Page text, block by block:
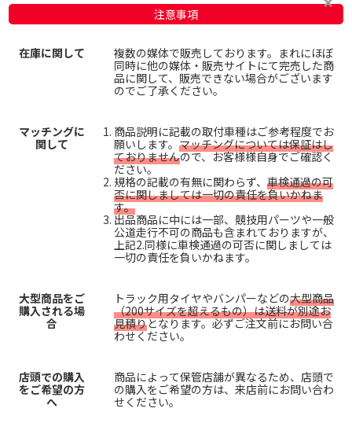
注意事項
在庫に関して
複数の媒体で販売しております。まれにほぼ
同時に他の媒体・販売サイトにて完売した商
品に関して、販売できない場合がございます
のでご了承ください。
マッチングに
関して
商品説明に記載の取付車種はご参考程度でお
願いします。 マッチングについては保証はし
ておりませんので、お客様様自身でご確認く
ださい。
規格の記載の有無に関わらず、 車検通過の可
否に関しましては一切の責任を負いかねま
す。
出品商品に中には一部、競技用パーツや一般
公道走行不可の商品も含まれておりますが、
上記2.同様に車検通過の可否に関しましては
一切の責任を負いかねます。
大型商品をご
購入される場
合
トラック用タイヤやバンパーなどの大型商品
（200サイズを超えるもの）は送料が別途お
見積りとなります。必ずご注文前にお問い合
わせください。
店頭での購入
をご希望の方
へ
商品によって保管店舗が異なるため、店頭で
の購入をご希望の方は、来店前にお問い合わ
せください。